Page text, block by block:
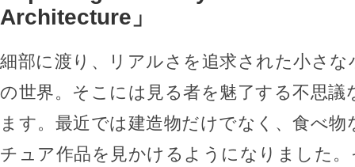
Architecture」
細部に渡り、リアルさを追求された小さ
の世界。そこには見る者を魅了する不思議
ます。最近では建造物だけでなく、食べ物
チュア作品を見かけるようになりました